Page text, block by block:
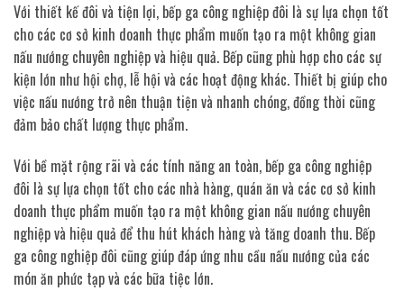
Với thiết kế đôi và tiện lợi, bếp ga công nghiệp đôi là sự lựa chọn tốt
cho các cơ sở kinh doanh thực phẩm muốn tạo ra một không gian
nấu nướng chuyên nghiệp và hiệu quả. Bếp cũng phù hợp cho các sự
kiện lớn như hội chợ, lễ hội và các hoạt động khác. Thiết bị giúp cho
việc nấu nướng trở nên thuận tiện và nhanh chóng, đồng thời cũng
đảm bảo chất lượng thực phẩm.
Với bề mặt rộng rãi và các tính năng an toàn, bếp ga công nghiệp
đôi là sự lựa chọn tốt cho các nhà hàng, quán ăn và các cơ sở kinh
doanh thực phẩm muốn tạo ra một không gian nấu nướng chuyên
nghiệp và hiệu quả để thu hút khách hàng và tăng doanh thu. Bếp
ga công nghiệp đôi cũng giúp đáp ứng nhu cầu nấu nướng của các
món ăn phức tạp và các bữa tiệc lớn.